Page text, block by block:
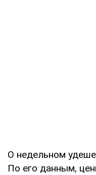
О недельном
По его данным,